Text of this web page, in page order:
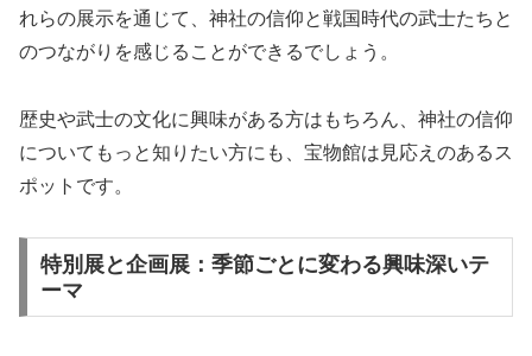
れらの展示を通じて、神社の信仰と戦国時代の武士たちと
のつながりを感じることができるでしょう。
歴史や武士の文化に興味がある方はもちろん、神社の信仰
についてもっと知りたい方にも、宝物館は見応えのあるス
ポットです。
特別展と企画展：季節ごとに変わる興味深いテ
ーマ